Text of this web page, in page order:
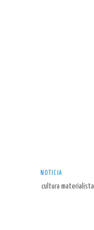
NOTICIA
cultura materialista